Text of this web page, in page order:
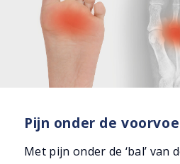
Pijn onder de
Met pijn onder de ‘bal’ van